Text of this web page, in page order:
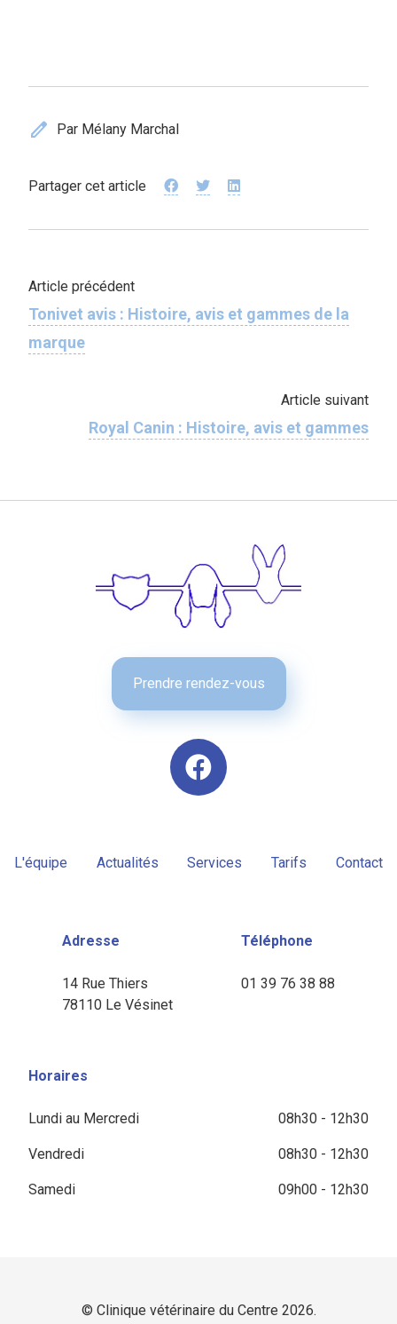
edit Par Mélany Marchal
Partager cet article
Article précédent
Tonivet avis : Histoire, avis et gammes de la
marque
Article suivant
Royal Canin : Histoire, avis et gammes
Prendre rendez-vous
L'équipe Actualités Services Tarifs Contact
Adresse
14 Rue Thiers
78110 Le Vésinet
Téléphone
01 39 76 38 88
Horaires
Lundi au Mercredi 08h30 - 12h30
Vendredi 08h30 - 12h30
Samedi 09h00 - 12h30
© Clinique vétérinaire du Centre 2026.